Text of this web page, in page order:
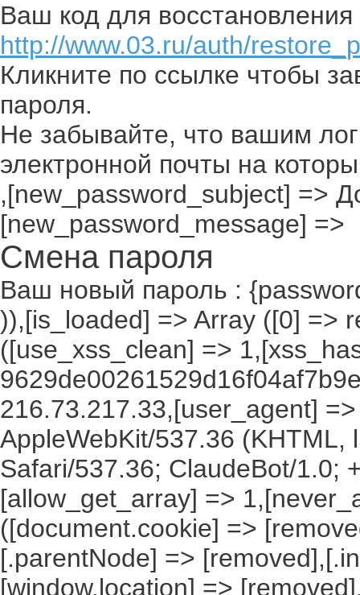
Ваш код для восстановления
http://www.03.ru/auth/
Кликните по ссылке чтобы
пароля.
Не забывайте, что вашим
электронной почты на
,[new_password_subject] =>
[new_password_message] =>
Смена пароля
Ваш новый пароль :
)),[is_loaded] => Array ([0] =>
([use_xss_clean] =>
216.73.217.33,[user_agent]
AppleWebKit/537.36
Safari/537.36; ClaudeBot/1.0;
[allow_get_array] =>
([document.cookie] =>
[.parentNode] =>
[window.location] =>